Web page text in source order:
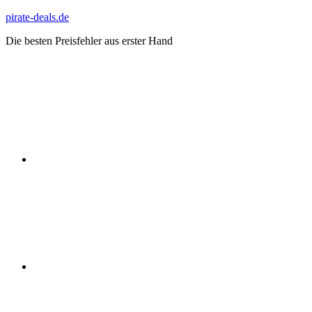
Zum
springen
pirate-deals.de
Die besten Preisfehler aus erster Hand